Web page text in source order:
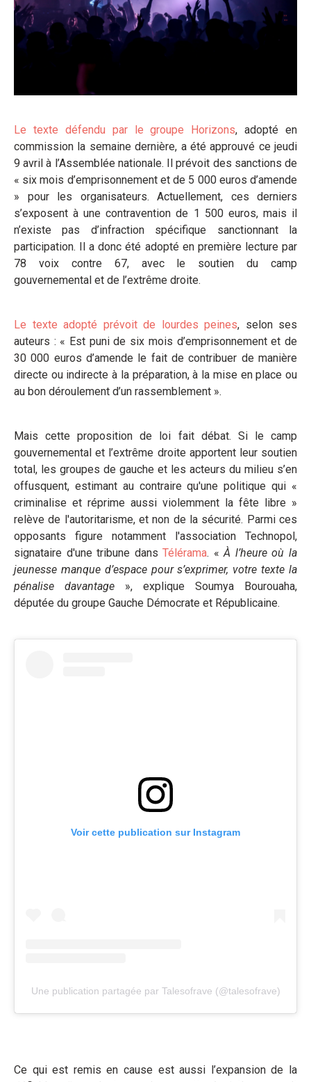
Le texte défendu par le groupe Horizons, adopté en
commission la semaine dernière, a été approuvé ce jeudi
9 avril à l’Assemblée nationale. Il prévoit des sanctions de
« six mois d’emprisonnement et de 5 000 euros d’amende
» pour les organisateurs. Actuellement, ces derniers
s’exposent à une contravention de 1 500 euros, mais il
n’existe pas d’infraction spécifique sanctionnant la
participation. Il a donc été adopté en première lecture par
78 voix contre 67, avec le soutien du camp
gouvernemental et de l’extrême droite.
Le texte adopté prévoit de lourdes peines, selon ses
auteurs : « Est puni de six mois d’emprisonnement et de
30 000 euros d’amende le fait de contribuer de manière
directe ou indirecte à la préparation, à la mise en place ou
au bon déroulement d’un rassemblement ».
Mais cette proposition de loi fait débat. Si le camp
gouvernemental et l’extrême droite apportent leur soutien
total, les groupes de gauche et les acteurs du milieu s’en
offusquent, estimant au contraire qu'une politique qui «
criminalise et réprime aussi violemment la fête libre »
relève de l'autoritarisme, et non de la sécurité. Parmi ces
opposants figure notamment l'association Technopol,
signataire d'une tribune dansTélérama. «À l’heure où la
jeunesse manque d’espace pour s’exprimer, votre texte la
pénalise davantage », explique Soumya Bourouaha,
députée du groupe Gauche Démocrate et Républicaine.
Voir cette publication sur Instagram
Une publication partagée par Talesofrave (@talesofrave)
Ce qui est remis en cause est aussi l’expansion de la